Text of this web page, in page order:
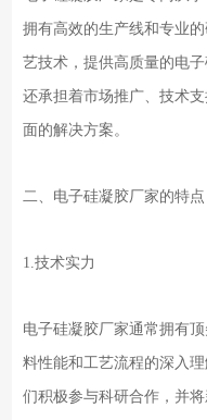
拥有高效的生产线和专业
艺技术，提供高质量的电
还承担着市场推广、技术
面的解决方案。
二、电子硅凝胶厂家的特点
1.技术实力
电子硅凝胶厂家通常拥有
料性能和工艺流程的深入
们积极参与科研合作，并